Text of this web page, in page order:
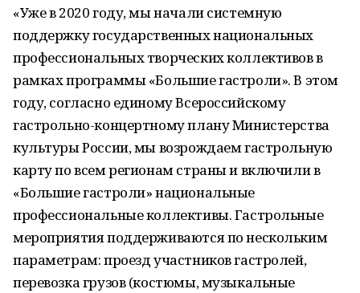
«Уже в 2020 году, мы начали системную
поддержку государственных национальных
профессиональных творческих коллективов в
рамках программы «Большие гастроли». В этом
году, согласно единому Всероссийскому
гастрольно-концертному плану Министерства
культуры России, мы возрождаем гастрольную
карту по всем регионам страны и включили в
«Большие гастроли» национальные
профессиональные коллективы. Гастрольные
мероприятия поддерживаются по нескольким
параметрам: проезд участников гастролей,
перевозка грузов (костюмы, музыкальные